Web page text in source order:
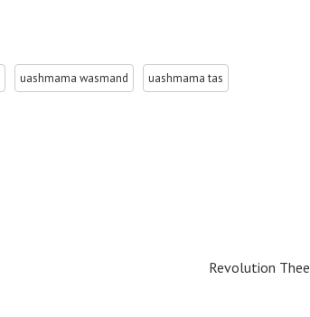
uashmama wasmand uashmama tas
Revolution Thee